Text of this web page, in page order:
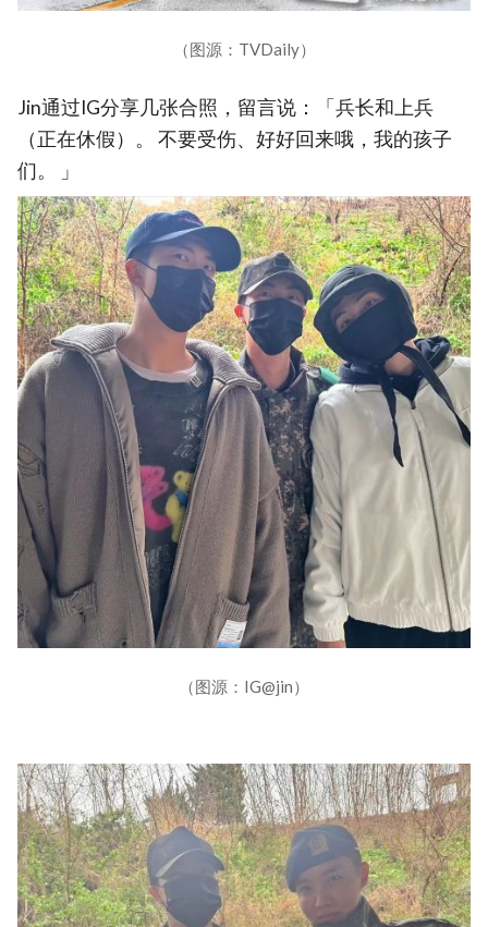
（图源：TVDaily）
Jin通过IG分享几张合照，留言说：「兵长和上兵
（正在休假）。 不要受伤、好好回来哦，我的孩子
们。 」
（图源：IG@jin）